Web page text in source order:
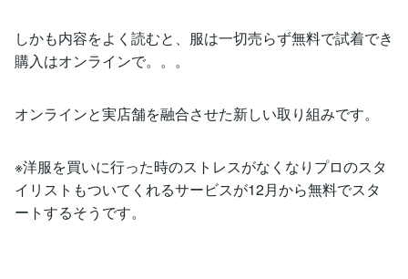
しかも内容をよく読むと、服は一切売らず無料で試着でき
購入はオンラインで。。。
オンラインと実店舗を融合させた新しい取り組みです。
※洋服を買いに行った時のストレスがなくなりプロのスタ
イリストもついてくれるサービスが12月から無料でスタ
ートするそうです。